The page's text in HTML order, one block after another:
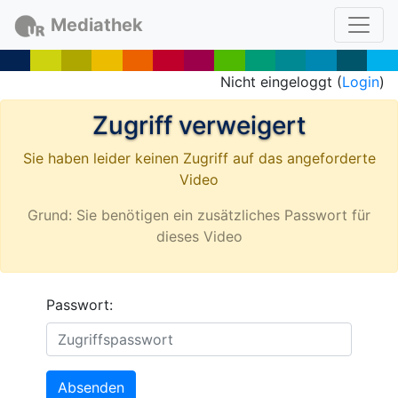
Mediathek
Nicht eingeloggt (Login)
Zugriff verweigert
Sie haben leider keinen Zugriff auf das angeforderte
Video
Grund: Sie benötigen ein zusätzliches Passwort für
dieses Video
Passwort:
Absenden